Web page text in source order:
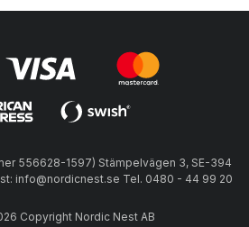
556628-1597) Stämpelvägen 3, SE-394
info@nordicnest.se Tel. 0480 - 44 99 20
Copyright Nordic Nest AB